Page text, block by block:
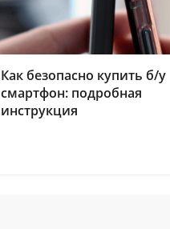
Как безопасно купить б/у
смартфон: подробная
инструкция